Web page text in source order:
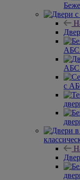
АБС
АБС
с